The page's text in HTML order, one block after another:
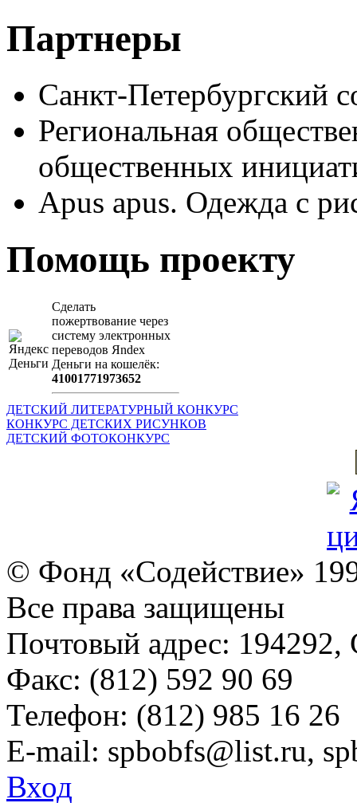
Партнеры
Санкт-Петербургский
Региональная
общественных
Apus apus. Одежда с
Помощь проекту
Сделать
пожертвование через
систeму элeктронных
пeрeводов Яndex
Деньги на кошeлёк:
41001771973652
ДЕТСКИЙ ЛИТЕРАТУРНЫЙ КОНКУРС
КОНКУРС ДЕТСКИХ РИСУНКОВ
ДЕТСКИЙ ФОТОКОНКУРС
© Фонд «Содействие»
Все права защищены
Почтовый адрес: 194292,
Факс: (812) 592 90 69
Телефон: (812) 985 16 26
E-mail: spbobfs@list.ru,
Вход